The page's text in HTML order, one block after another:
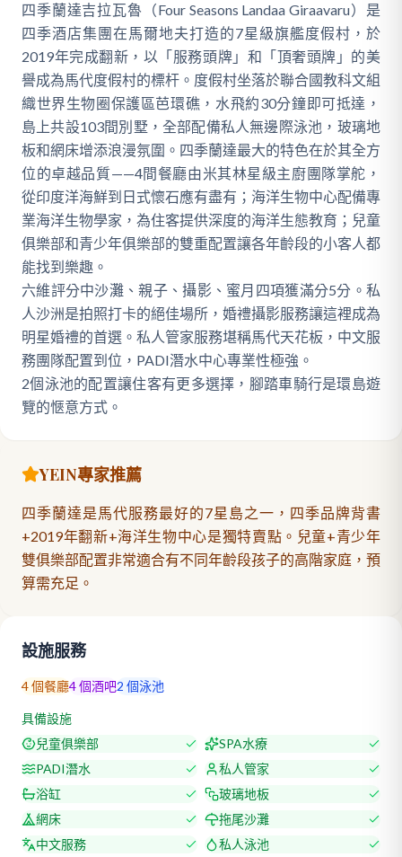
四季蘭達吉拉瓦魯（Four Seasons Landaa Giraavaru）是
四季酒店集團在馬爾地夫打造的7星級旗艦度假村，於
2019年完成翻新，以「服務頭牌」和「頂奢頭牌」的美
譽成為馬代度假村的標杆。度假村坐落於聯合國教科文組
織世界生物圈保護區芭環礁，水飛約30分鐘即可抵達，
島上共設103間別墅，全部配備私人無邊際泳池，玻璃地
板和網床增添浪漫氛圍。四季蘭達最大的特色在於其全方
位的卓越品質——4間餐廳由米其林星級主廚團隊掌舵，
從印度洋海鮮到日式懷石應有盡有；海洋生物中心配備專
業海洋生物學家，為住客提供深度的海洋生態教育；兒童
俱樂部和青少年俱樂部的雙重配置讓各年齡段的小客人都
能找到樂趣。
六維評分中沙灘、親子、攝影、蜜月四項獲滿分5分。私
人沙洲是拍照打卡的絕佳場所，婚禮攝影服務讓這裡成為
明星婚禮的首選。私人管家服務堪稱馬代天花板，中文服
務團隊配置到位，PADI潛水中心專業性極強。
2個泳池的配置讓住客有更多選擇，腳踏車騎行是環島遊
覽的愜意方式。
YEIN專家推薦
四季蘭達是馬代服務最好的7星島之一，四季品牌背書
+2019年翻新+海洋生物中心是獨特賣點。兒童+青少年
雙俱樂部配置非常適合有不同年齡段孩子的高階家庭，預
算需充足。
設施服務
4個餐廳4個酒吧2 個泳池
具備設施
兒童俱樂部
SPA水療
PADI潛水
私人管家
浴缸
玻璃地板
網床
拖尾沙灘
中文服務
私人泳池